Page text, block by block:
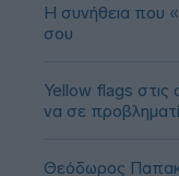
Η συνήθεια που
σου
Yellow flags στις
να σε
Θεόδωρος